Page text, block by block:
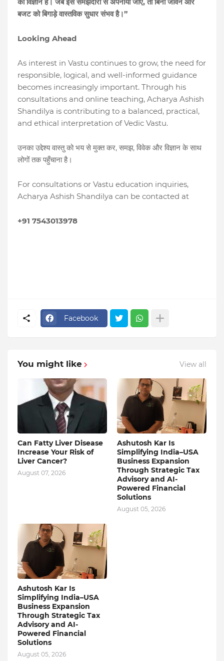
का विज्ञान है। जब इसे समझदारी से अपनाया जाए तो बिना जीवन और
बजट को बिगाड़े वास्तविक सुधार संभव है।”
Looking Ahead
As interest in Vastu continues to grow, the need for
responsible, logical, and well-informed guidance
becomes increasingly important. Through his
consultations and online teaching, Acharya Ashish
Shandilya is contributing to a balanced, practical,
and ethical interpretation of Vedic Vastu.
उनका उद्देश्य वास्तु को भय से मुक्त कर, समझ, विवेक और विज्ञान के साथ
लोगों तक पहुँचाना है।
For consultations or Vastu education inquiries,
Acharya Ashish Shandilya can be contacted at
+91 7543013978
Facebook
You might like View all
Can Fatty Liver Disease
Increase Your Risk of
Liver Cancer?
August 07, 2026
Ashutosh Kar Is
Simplifying India–USA
Business Expansion
Through Strategic Tax
Advisory and AI-
Powered Financial
Solutions
August 05, 2026
Ashutosh Kar Is
Simplifying India–USA
Business Expansion
Through Strategic Tax
Advisory and AI-
Powered Financial
Solutions
August 05, 2026